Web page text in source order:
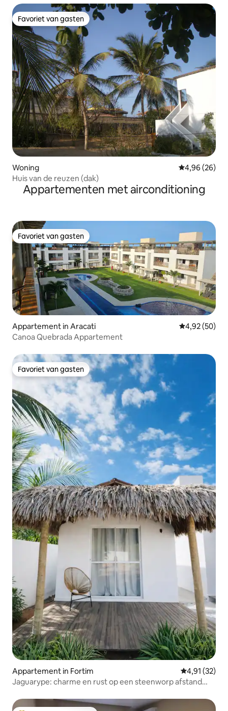
Favoriet van gasten
Favoriet van gasten
Woning Gemiddelde
4,96 (26)
Huis van de reuzen (dak)
Appartementen met airconditioning
Favoriet van gasten
Favoriet van gasten
Appartement in Aracati Gemiddelde
4,92 (50)
Canoa Quebrada Appartement
Favoriet van gasten
Favoriet van gasten
Appartement in Fortim Gemiddelde
4,91 (32)
Jaguarype: charme en rust op een steenworp afstand